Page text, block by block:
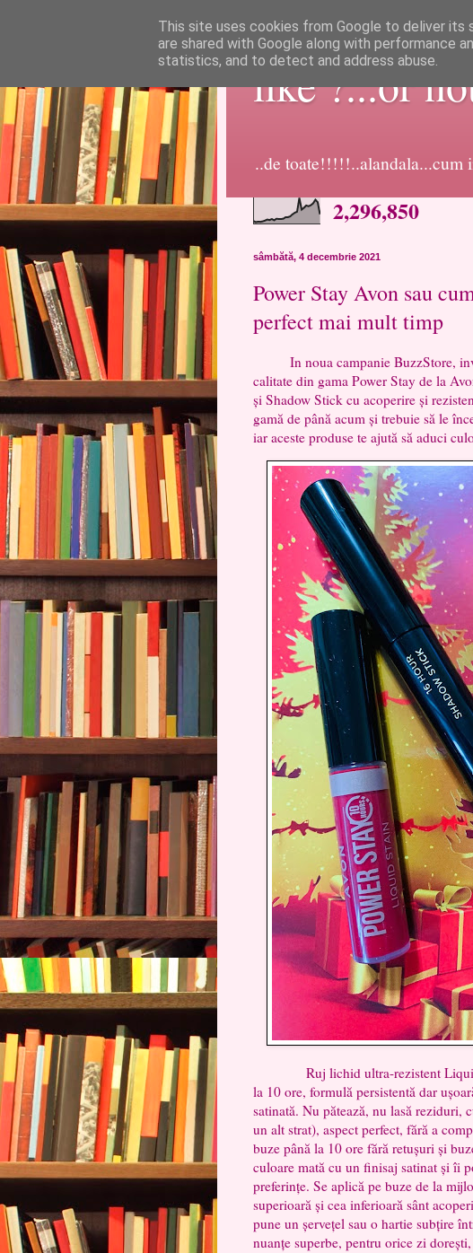
like ?...or
..de toate!!!!!..alandala...cum
2,296,850
sâmbătă, 4 decembrie 2021
Power Stay Avon sau
perfect mai mult timp
In noua campanie BuzzStore,
calitate din gama Power Stay de la
și Shadow Stick cu acoperire și
gamă de până acum și trebuie să le
iar aceste produse te ajută să aduci
Ruj lichid ultra-rezistent Liquid
la 10 ore, formulă persistentă dar
satinată. Nu pătează, nu lasă reziduri,
un alt strat), aspect perfect, fără a
buze până la 10 ore fără retușuri și
culoare mată cu un finisaj satinat și îi
preferințe. Se aplică pe buze de la
superioară și cea inferioară sânt
pune un șervețel sau o hartie subțire
nuanțe superbe, pentru orice zi
This site uses cookies from Google to deliver its
are shared with Google along with performance
statistics, and to detect and address abuse.